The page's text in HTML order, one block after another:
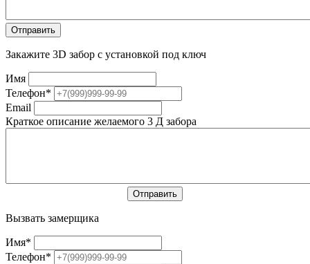
Закажите 3D забор с установкой под ключ
Имя
Телефон*
Email
Краткое описание желаемого 3 Д забора
Вызвать замерщика
Имя*
Телефон*